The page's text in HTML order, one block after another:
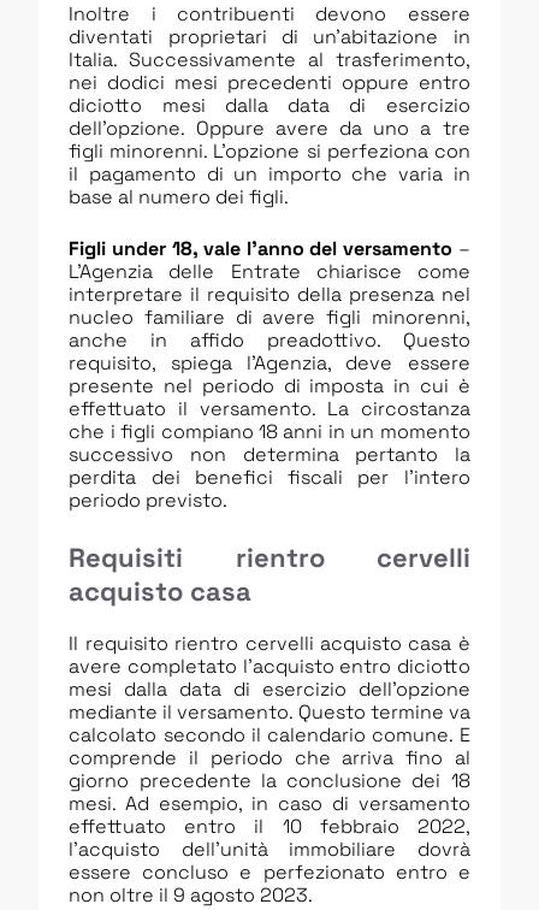
Inoltre i contribuenti devono essere
diventati proprietari di un’abitazione in
Italia. Successivamente al trasferimento,
nei dodici mesi precedenti oppure entro
diciotto mesi dalla data di esercizio
dell’opzione. Oppure avere da uno a tre
figli minorenni. L’opzione si perfeziona con
il pagamento di un importo che varia in
base al numero dei figli.
Figli under 18, vale l’anno del versamento –
L’Agenzia delle Entrate chiarisce come
interpretare il requisito della presenza nel
nucleo familiare di avere figli minorenni,
anche in affido preadottivo. Questo
requisito, spiega l’Agenzia, deve essere
presente nel periodo di imposta in cui è
effettuato il versamento. La circostanza
che i figli compiano 18 anni in un momento
successivo non determina pertanto la
perdita dei benefici fiscali per l’intero
periodo previsto.
Requisiti rientro cervelli
acquisto casa
Il requisito rientro cervelli acquisto casa è
avere completato l’acquisto entro diciotto
mesi dalla data di esercizio dell’opzione
mediante il versamento. Questo termine va
calcolato secondo il calendario comune. E
comprende il periodo che arriva fino al
giorno precedente la conclusione dei 18
mesi. Ad esempio, in caso di versamento
effettuato entro il 10 febbraio 2022,
l’acquisto dell’unità immobiliare dovrà
essere concluso e perfezionato entro e
non oltre il 9 agosto 2023.